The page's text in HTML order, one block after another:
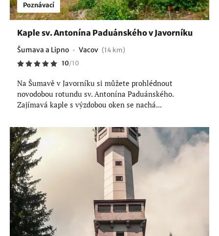
Poznávací
Kaple sv. Antonína Paduánského v Javorníku
Šumava a Lipno Vacov (14 km)
10/10
Na Šumavě v Javorníku si můžete prohlédnout
novodobou rotundu sv. Antonína Paduánského.
Zajímavá kaple s výzdobou oken se nachá...